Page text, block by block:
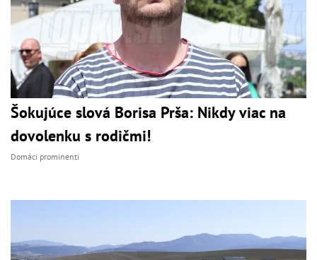
Šokujúce slová Borisa Prša: Nikdy viac na
dovolenku s rodičmi!
Domáci prominenti